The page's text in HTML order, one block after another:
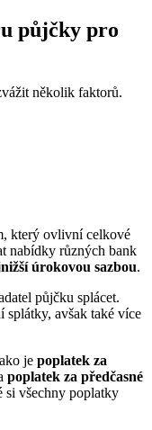
půjčky pro
několik faktorů.
který ovlivní celkové
nabídky různých bank
úrokovou sazbou.
půjčku splácet.
splátky, avšak také více
je poplatek za
poplatek za předčasné
si všechny poplatky